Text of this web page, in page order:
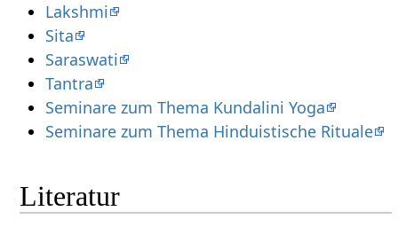
Lakshmi
Sita
Saraswati
Tantra
Seminare zum Thema Kundalini Yoga
Seminare zum Thema Hinduistische Rituale
Literatur